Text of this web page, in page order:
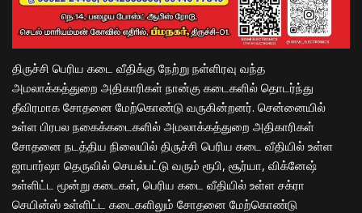
திருச்சி பெரிய கடை வீதிக்கு நேற்று நள்ளிரவு வந்த
அமலாக்கத்துறை அதிகாரிகள் நான்கு கடைகளில் தொடர்ந்து
தீவிரமாக சோதனை மேற்கொண்டு வருகின்றனர். சென்னையில்
உள்ள பிரபல நகைக்கடைகளில் அமலாக்கத்துறை அதிகாரிகள்
சோதனை நடத்திய நிலையில் திருச்சி பெரிய கடை வீதியில் உள்ள
ஜாபார்ஷா தெருவில் செயல்பட்டு வரும் ரூபி, சூர்யா, விக்னேஷ்
உள்ளிட்ட மூன்று கடைகள், பெரிய கடை வீதியில் உள்ள சக்ரா
செயின்ஸ் உள்ளிட்ட கடைகளிலும் சோதனை மேற்கொண்டு